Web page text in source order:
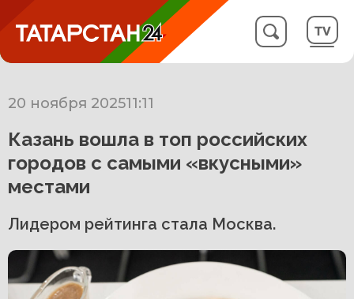
20 ноября 202511:11
Казань вошла в топ российских
городов с самыми «вкусными»
местами
Лидером рейтинга стала Москва.